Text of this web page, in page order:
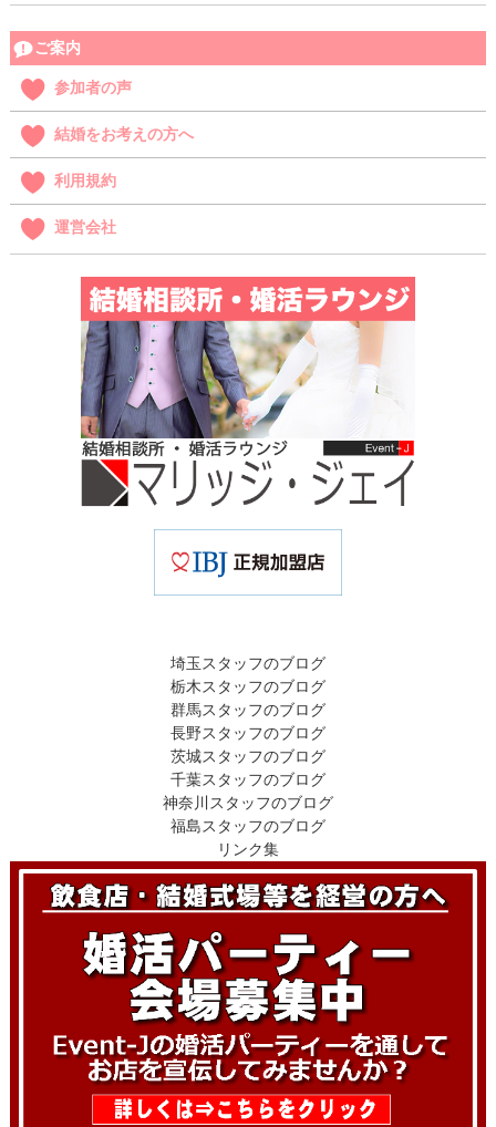
ご案内
参加者の声
結婚をお考えの方へ
利用規約
運営会社
埼玉スタッフのブログ
栃木スタッフのブログ
群馬スタッフのブログ
長野スタッフのブログ
茨城スタッフのブログ
千葉スタッフのブログ
神奈川スタッフのブログ
福島スタッフのブログ
リンク集